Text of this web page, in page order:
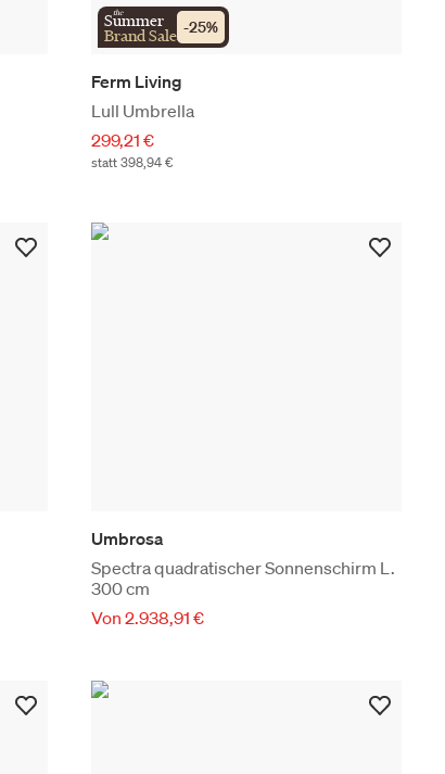
the
Summer
Brand Sale -25%
Ferm Living
Lull Umbrella
299,21 €
statt 398,94 €
Umbrosa
Spectra quadratischer Sonnenschirm L.
300 cm
Von 2.938,91 €